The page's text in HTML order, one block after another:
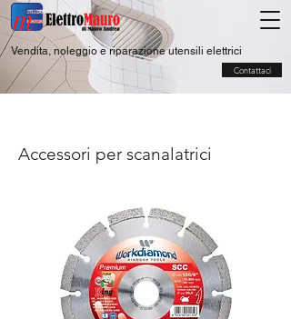
Vendita, noleggio e riparazione utensili elettrici
Contattaci
Accessori per scanalatrici